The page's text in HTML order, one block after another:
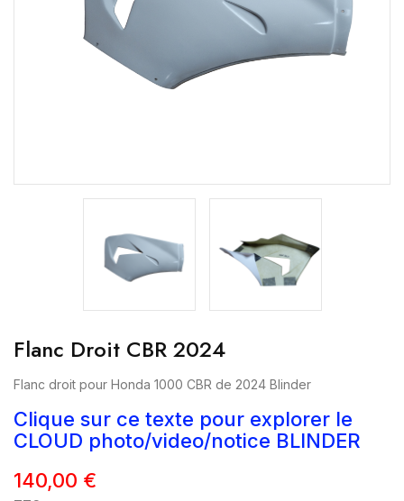
Flanc Droit CBR 2024
Flanc droit pour Honda 1000 CBR de 2024 Blinder
Clique sur ce texte pour explorer le
CLOUD photo/video/notice BLINDER
140,00 €